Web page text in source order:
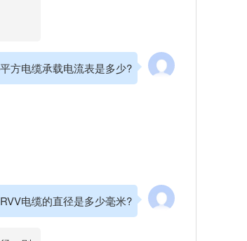
方电缆承载电流表是多少?
电缆的直径是多少毫米?